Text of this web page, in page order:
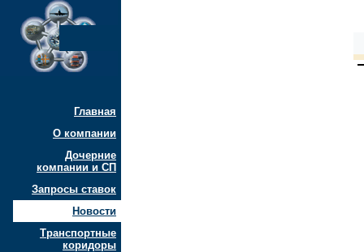
Главная
О компании
Дочерние
компании и СП
Запросы ставок
Новости
Транспортные
коридоры